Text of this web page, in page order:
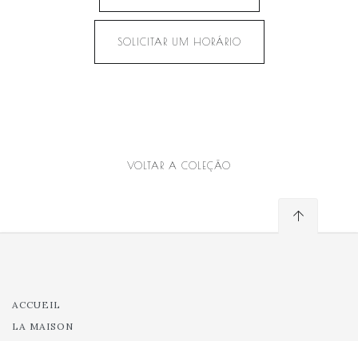
SOLICITAR UM HORÁRIO
VOLTAR A COLEÇÃO
ACCUEIL
LA MAISON